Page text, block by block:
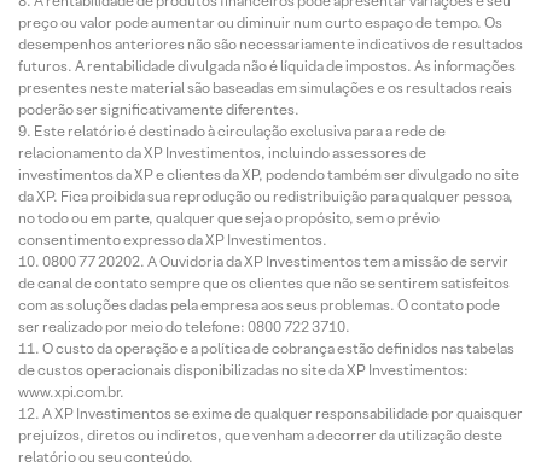
preço ou valor pode aumentar ou diminuir num curto espaço de tempo. Os
desempenhos anteriores não são necessariamente indicativos de resultados
futuros. A rentabilidade divulgada não é líquida de impostos. As informações
presentes neste material são baseadas em simulações e os resultados reais
poderão ser significativamente diferentes.
Este relatório é destinado à circulação exclusiva para a rede de
relacionamento da XP Investimentos, incluindo assessores de
investimentos da XP e clientes da XP, podendo também ser divulgado no site
da XP. Fica proibida sua reprodução ou redistribuição para qualquer pessoa,
no todo ou em parte, qualquer que seja o propósito, sem o prévio
consentimento expresso da XP Investimentos.
0800 77 20202. A Ouvidoria da XP Investimentos tem a missão de servir
de canal de contato sempre que os clientes que não se sentirem satisfeitos
com as soluções dadas pela empresa aos seus problemas. O contato pode
ser realizado por meio do telefone: 0800 722 3710.
O custo da operação e a política de cobrança estão definidos nas tabelas
de custos operacionais disponibilizadas no site da XP Investimentos:
www.xpi.com.br.
A XP Investimentos se exime de qualquer responsabilidade por quaisquer
prejuízos, diretos ou indiretos, que venham a decorrer da utilização deste
relatório ou seu conteúdo.